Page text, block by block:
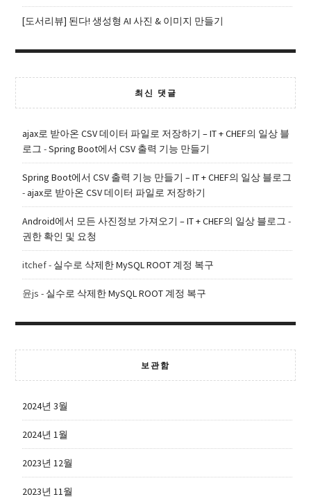
[도서리뷰] 된다! 생성형 AI 사진 & 이미지 만들기
최신 댓글
ajax로 받아온 CSV 데이터 파일로 저장하기 – IT + CHEF의 일상 블
로그 -Spring Boot에서 CSV 출력 기능 만들기
Spring Boot에서 CSV 출력 기능 만들기 – IT + CHEF의 일상 블로그
-ajax로 받아온 CSV 데이터 파일로 저장하기
Android에서 모든 사진정보 가져오기 – IT + CHEF의 일상 블로그 -
권한 확인 및 요청
itchef- 실수로 삭제한 MySQL ROOT 계정 복구
윤js - 실수로 삭제한 MySQL ROOT 계정 복구
보관함
2024년 3월
2024년 1월
2023년 12월
2023년 11월